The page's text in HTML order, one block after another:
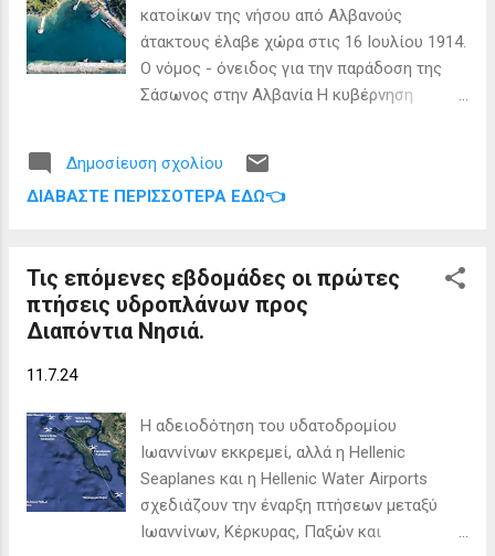
κατοίκων της νήσου από Αλβανούς
άτακτους έλαβε χώρα στις 16 Ιουλίου 1914.
Ο νόμος - όνειδος για την παράδοση της
Σάσωνος στην Αλβανία Η κυβέρνηση
επικρατούσε στην Αλβανία και τον
αυτονομιστικό αγώνα των
προέρχονταν κυρίως από την Ιταλία και
δευτερευόντως την Αυστρία και κατέθεσε
στις 5 Μαΐου 1914 στη Βουλή νομοσχέδιο
Αλβανικής Επικράτειαν της νησίδος της
Σάσωνος, ανηκούσης τω Ελληνικώ
Βασιλείω δυνάμει του άρθρου 2’ της περί
παραχωρήσεως των Ιονίων Νήσων
Συνθήκης του Λονδίνου της 17/29 Μαρτίου
Δημοσίευση σχολίου
ΔΙΑΒΆΣΤΕ ΠΕΡΙΣΣΌΤΕΡΑ ΕΔΏ👈
Τις επόμενες εβδομάδες οι πρώτες
πτήσεις υδροπλάνων προς
Διαπόντια Νησιά.
11.7.24
H αδειοδότηση του υδατοδρομίου
Ιωαννίνων εκκρεμεί, αλλά η Hellenic
Seaplanes και η Hellenic Water Airports
σχεδιάζουν την έναρξη πτήσεων μεταξύ
Ιωαννίνων, Κέρκυρας, Παξών και